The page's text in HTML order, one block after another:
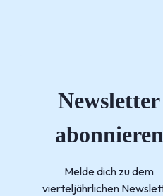
Newsletter
abonnieren
Melde dich zu dem
vierteljährlichen